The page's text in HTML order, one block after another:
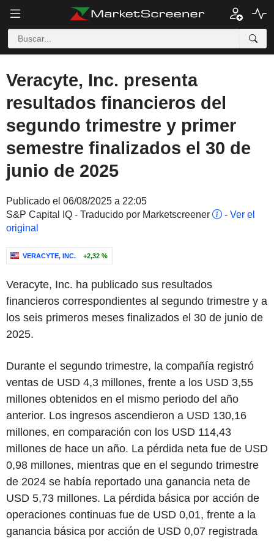
Veracyte, Inc. presenta
resultados financieros del
segundo trimestre y primer
semestre finalizados el 30 de
junio de 2025
Publicado el 06/08/2025 a 22:05
S&P Capital IQ - Traducido por Marketscreener
- Ver el
original
VERACYTE, INC. +2,32 %
Veracyte, Inc. ha publicado sus resultados
financieros correspondientes al segundo trimestre y a
los seis primeros meses finalizados el 30 de junio de
2025.
Durante el segundo trimestre, la compañía registró
ventas de USD 4,3 millones, frente a los USD 3,55
millones obtenidos en el mismo periodo del año
anterior. Los ingresos ascendieron a USD 130,16
millones, en comparación con los USD 114,43
millones de hace un año. La pérdida neta fue de USD
0,98 millones, mientras que en el segundo trimestre
de 2024 se había reportado una ganancia neta de
USD 5,73 millones. La pérdida básica por acción de
operaciones continuas fue de USD 0,01, frente a la
ganancia básica por acción de USD 0,07 registrada